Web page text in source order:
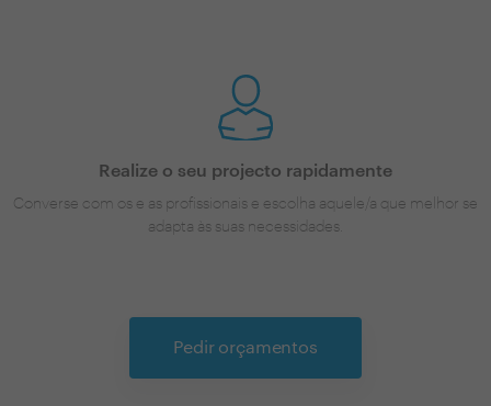
Realize o seu projecto rapidamente
Converse com os e as profissionais e escolha aquele/a que melhor se
adapta às suas necessidades.
Pedir orçamentos